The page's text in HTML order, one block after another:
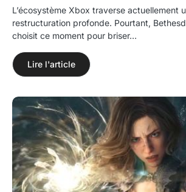
L’écosystème Xbox traverse actuellement
restructuration profonde. Pourtant,
choisit ce moment pour briser…
Lire l'article